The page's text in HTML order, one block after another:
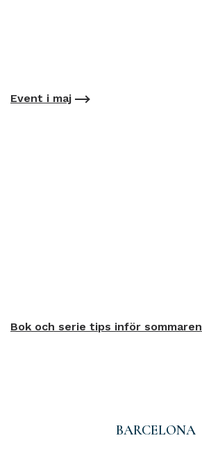
Event i maj
Bok och serie tips inför sommaren
BARCELONA